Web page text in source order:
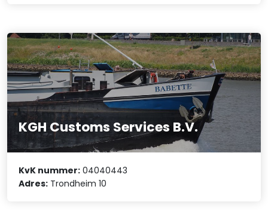
KGH Customs Services B.V.
KvK nummer: 04040443
Adres: Trondheim 10